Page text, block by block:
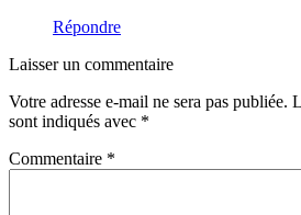
Répondre
Laisser un commentaire
Votre adresse e-mail ne sera pas publiée.
sont indiqués avec *
Commentaire *